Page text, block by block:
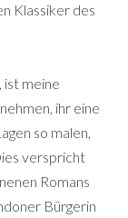
Klassiker des
meine
ihr eine
so malen,
verspricht
Romans
Bürgerin